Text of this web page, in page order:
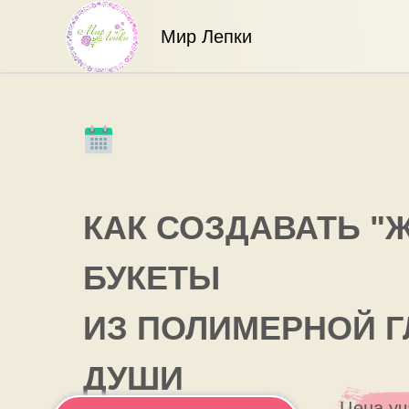
Мир Лепки
КАК СОЗДАВАТЬ
БУКЕТЫ
ИЗ ПОЛИМЕРНОЙ
ДУШИ